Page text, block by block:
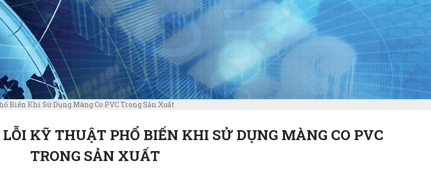
Biến Khi Sử Dụng Màng Co PVC Trong Sản Xuất
KỸ THUẬT PHỔ BIẾN KHI SỬ DỤNG MÀNG CO PVC
TRONG SẢN XUẤT